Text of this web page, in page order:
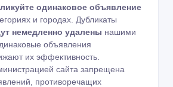
одинаковое объявление
и городах. Дубликаты
немедленно удалены нашими
объявления
их эффективность.
сайта запрещена
противоречащих